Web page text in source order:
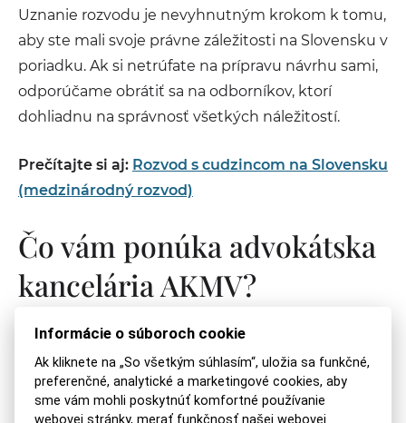
Uznanie rozvodu je nevyhnutným krokom k tomu,
aby ste mali svoje právne záležitosti na Slovensku v
poriadku. Ak si netrúfate na prípravu návrhu sami,
odporúčame obrátiť sa na odborníkov, ktorí
dohliadnu na správnosť všetkých náležitostí.
Prečítajte si aj: Rozvod s cudzincom na Slovensku
(medzinárodný rozvod)
Čo vám ponúka advokátska
kancelária AKMV?
Uznanie zahraničného rozvodu je procesne
náročný úkon. Naša kancelária vám ponúka
komplexný balík služieb a naše služby zahŕňajú:
Informácie o súboroch cookie
Ak kliknete na „So všetkým súhlasím“, uložia sa funkčné,
preferenčné, analytické a marketingové cookies, aby
sme vám mohli poskytnúť komfortné používanie